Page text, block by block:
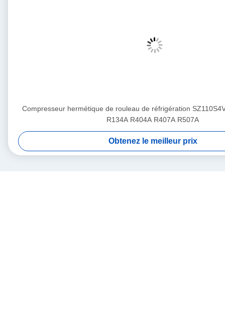
Compresseur hermétique de rouleau de réfrigération
R134A R404A R407A R507A
Obtenez le meilleur prix